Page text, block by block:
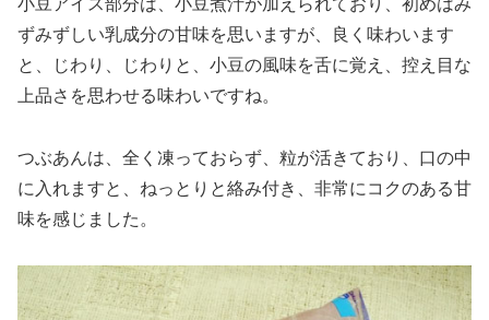
ずみずしい乳成分の甘味を思いますが、良く味わいます
と、じわり、じわりと、小豆の風味を舌に覚え、控え目な
上品さを思わせる味わいですね。
つぶあんは、全く凍っておらず、粒が活きており、口の中
に入れますと、ねっとりと絡み付き、非常にコクのある甘
味を感じました。